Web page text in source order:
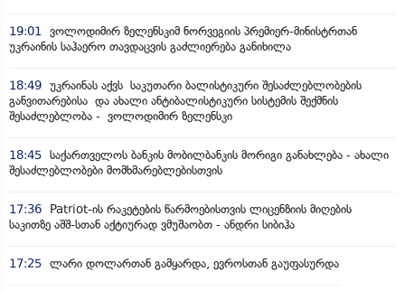
19:01
ვოლოდიმირ ზელენსკიმ ნორვეგიის პრემიერ-მინისტრთან
უკრაინის საჰაერო თავდაცვის გაძლიერება განიხილა
18:49 უკრაინას აქვს საკუთარი ბალისტიკური შესაძლებლობების
განვითარებისა და ახალი ანტიბალისტიკური სისტემის შექმნის
შესაძლებლობა - ვოლოდიმირ ზელენსკი
18:45 საქართველოს ბანკის მობილბანკის მორიგი განახლება - ახალი
შესაძლებლობები მომხმარებლებისთვის
17:36
Patriot-ის რაკეტების წარმოებისთვის ლიცენზიის მიღების
საკითზე აშშ-სთან აქტიურად ვმუშაობთ - ანდრი სიბიჰა
17:25 ლარი დოლართან გამყარდა, ევროსთან გაუფასურდა